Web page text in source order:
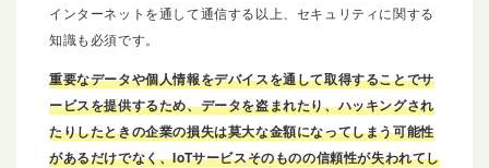
インターネットを通して通信する以上、セキュリティに関する
知識も必須です。
重要なデータや個人情報をデバイスを通して取得することでサ
ービスを提供するため、データを盗まれたり、ハッキングされ
たりしたときの企業の損失は莫大な金額になってしまう可能性
があるだけでなく、IoTサービスそのものの信頼性が失われてし